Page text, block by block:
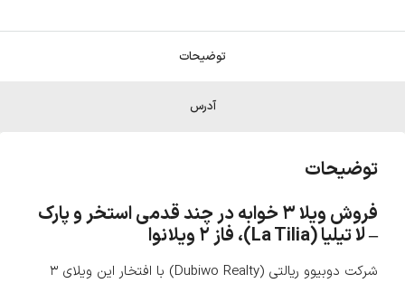
توضیحات
آدرس
توضیحات
فروش ویلا ۳ خوابه در چند قدمی استخر و پارک
– لا تیلیا (La Tilia)، فاز ۲ ویلانوا
شرکت دوبیوو ریالتی (Dubiwo Realty) با افتخار این ویلای ۳